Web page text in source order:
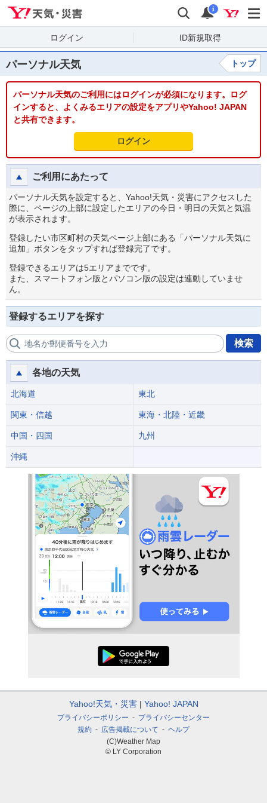
検索 通知
i
ログイン ID新規取得
パーソナル天気 トップ
パーソナル天気のご利用にはログインが必須になります。ログ
インすると、よくみるエリアの設定をアプリやYahoo! JAPAN
と共有できます。
ログイン
ご利用にあたって
パーソナル天気を設定すると、Yahoo!天気・災害にアクセスした
際に、ページの上部に設定したエリアの今日・明日の天気と気温
が表示されます。
登録したい市区町村の天気ページ上部にある「パーソナル天気に
追加」ボタンをタップすれば登録完了です。
登録できるエリアは5エリアまでです。
また、スマートフォン版とパソコン版の設定は連動していませ
ん。
登録するエリアを探す
地名か郵便番号を入力 検索
各地の天気
北海道 東北
関東・信越 東海・北陸・近畿
中国・四国 九州
沖縄
Yahoo!天気・災害 Yahoo! JAPAN
プライバシーポリシー
プライバシーセンター
規約
広告掲載について
ヘルプ
(C)Weather Map
© LY Corporation